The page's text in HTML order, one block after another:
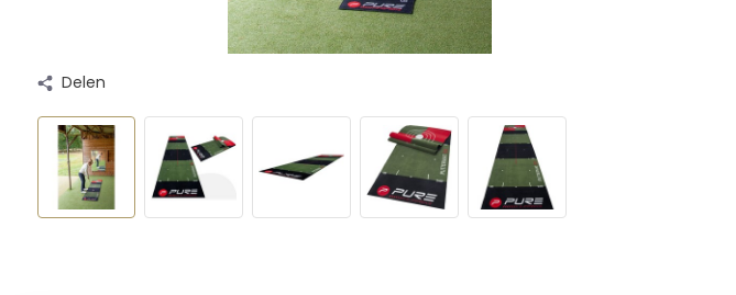
Delen